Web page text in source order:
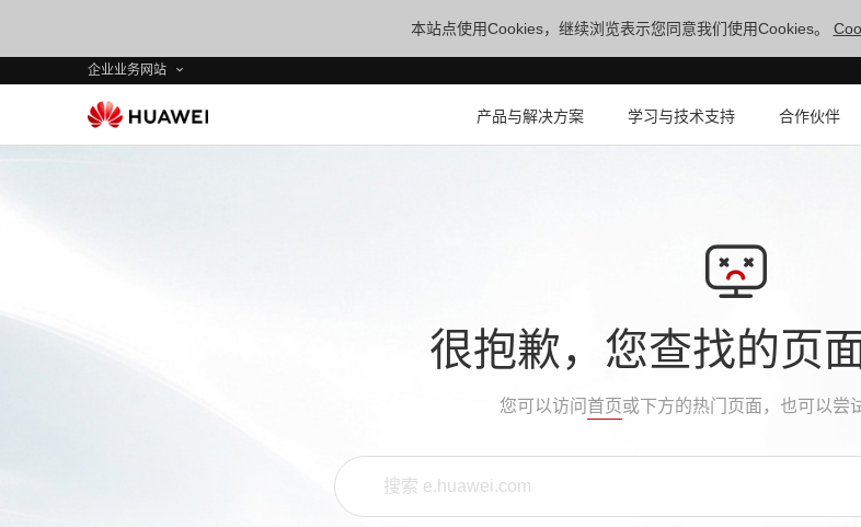
本站点使用Cookies，继续浏览表示您同意我们使用Cookies。
企业业务网站
产品与解决方案 学习与技术支持 合作伙伴
很抱歉，您查找的页
您可以访问 首页或下方的热门页面，也可以尝